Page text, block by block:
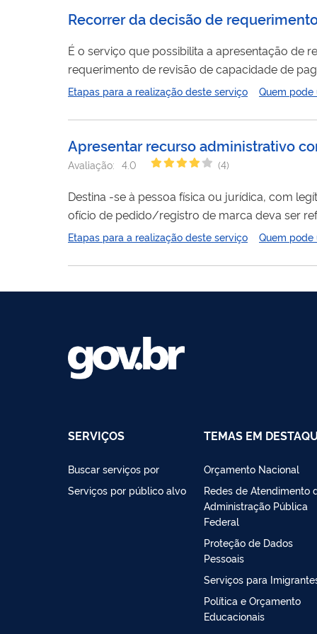
Recorrer da decisão de
É o serviço que possibilita a apresentação de
requerimento de revisão de capacidade de
Etapas para a realização deste serviço Quem pode
Apresentar recurso administrativo
Avaliação: 4.0 (4)
Destina -se à pessoa física ou jurídica, com
ofício de pedido/registro de marca deva ser
exame e instrução técnica, na emissão de
Etapas para a realização deste serviço Quem pode
SERVIÇOS
Buscar serviços por
Serviços por público alvo
TEMAS EM
Orçamento Nacional
Redes de Atendimento
Administração Pública
Federal
Proteção de Dados
Pessoais
Serviços para
Política e Orçamento
Educacionais